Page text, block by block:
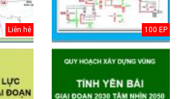
Liên hệ 100 EP